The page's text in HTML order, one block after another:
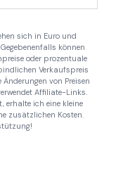
sich in Euro und
können
oder prozentuale
Verkaufspreis
von Preisen
Affiliate-Links.
erhalte ich eine kleine
zusätzlichen Kosten.